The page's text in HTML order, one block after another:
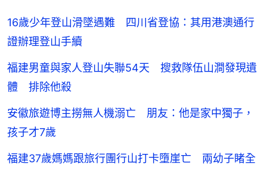
16歲少年登山滑墜遇難 四川省登協：其用港澳通行
證辦理登山手續
福建男童與家人登山失聯54天 搜救隊伍山澗發現遺
體 排除他殺
安徽旅遊博主撈無人機溺亡 朋友：他是家中獨子，
孩子才7歲
福建37歲媽媽跟旅行團行山打卡墮崖亡 兩幼子睹全